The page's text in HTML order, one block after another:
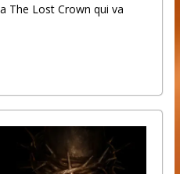
The Lost Crown qui va